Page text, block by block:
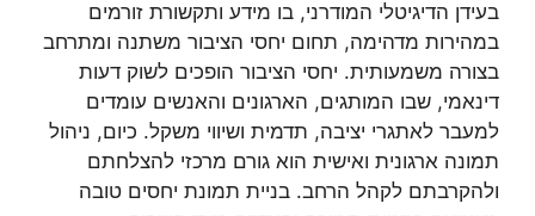
בעידן הדיגיטלי המודרני, בו מידע ותקשורת זורמים
במהירות מדהימה, תחום יחסי הציבור משתנה ומתרחב
בצורה משמעותית. יחסי הציבור הופכים לשוק דעות
דינאמי, שבו המותגים, הארגונים והאנשים עומדים
למעבר לאתגרי יציבה, תדמית ושיווי משקל. כיום, ניהול
תמונה ארגונית ואישית הוא גורם מרכזי להצלחתם
ולהקרבתם לקהל הרחב. בניית תמונת יחסים טובה